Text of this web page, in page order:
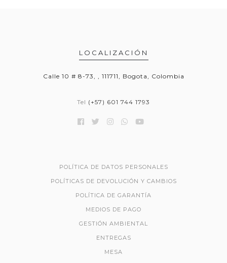
LOCALIZACIÓN
Calle 10 # 8-73, , 111711, Bogota, Colombia
Tel (+57) 601 744 1793
POLÍTICA DE DATOS PERSONALES
POLÍTICAS DE DEVOLUCIÓN Y CAMBIOS
POLÍTICA DE GARANTÍA
MEDIOS DE PAGO
GESTIÓN AMBIENTAL
ENTREGAS
MESA